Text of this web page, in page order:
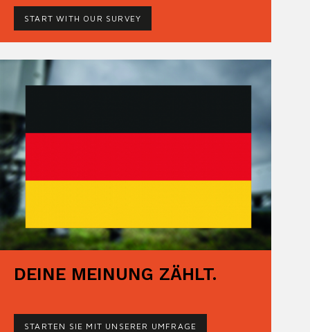
START WITH OUR SURVEY
DEINE MEINUNG ZÄHLT.
STARTEN SIE MIT UNSERER UMFRAGE